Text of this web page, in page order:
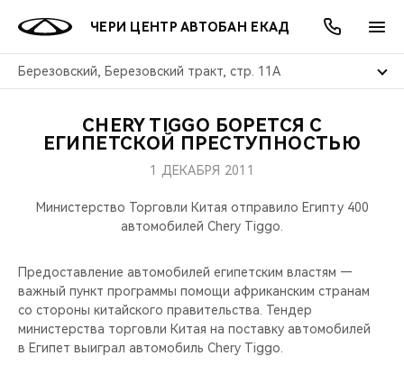
ЧЕРИ ЦЕНТР АВТОБАН ЕКАД
Березовский, Березовский тракт, стр. 11А
МОДЕЛИ
СЕДАНЫ
НОВИНКИ
ПОКУПАТЕЛЯМ
КРЕДИТ И СТРАХОВАНИЕ
ВЛАДЕЛЬЦАМ
ЗАПЧАСТИ И АКСЕССУАРЫ
ПОДДЕРЖКА
CHERY CONNECT
МИР CHERY
CHERY В СОЦСЕТЯХ
ЛЮДИ CHERY
АКЦИИ
ОНЛАЙН СЕРВИСЫ
О КОМПАНИИ
CHERY TIGGO БОРЕТСЯ С
ЕГИПЕТСКОЙ ПРЕСТУПНОСТЬЮ
1 ДЕКАБРЯ 2011
Министерство Торговли Китая отправило Египту 400
автомобилей Chery Tiggo.
Предоставление автомобилей египетским властям —
важный пункт программы помощи африканским странам
со стороны китайского правительства. Тендер
министерства торговли Китая на поставку автомобилей
в Египет выиграл автомобиль Chery Tiggo.